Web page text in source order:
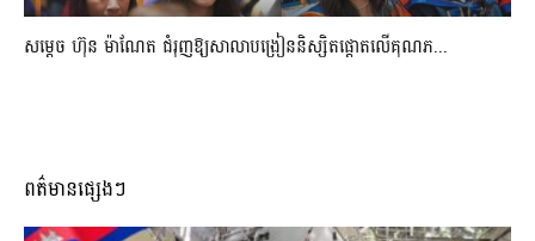
សម្តេច ហ៊ុន ម៉ាណែត ជំរុញឱ្យសាលាបង្រៀននិស្សិតផ្តោតលើគុណភ...
ពត៌មានផ្សេងៗ